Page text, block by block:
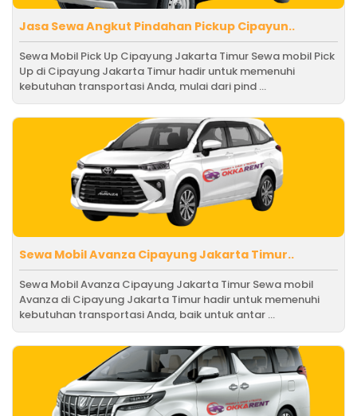
Jasa Sewa Angkut Pindahan Pickup Cipayun..
Sewa Mobil Pick Up Cipayung Jakarta Timur Sewa mobil Pick
Up di Cipayung Jakarta Timur hadir untuk memenuhi
kebutuhan transportasi Anda, mulai dari pind ...
Sewa Mobil Avanza Cipayung Jakarta Timur..
Sewa Mobil Avanza Cipayung Jakarta Timur Sewa mobil
Avanza di Cipayung Jakarta Timur hadir untuk memenuhi
kebutuhan transportasi Anda, baik untuk antar ...